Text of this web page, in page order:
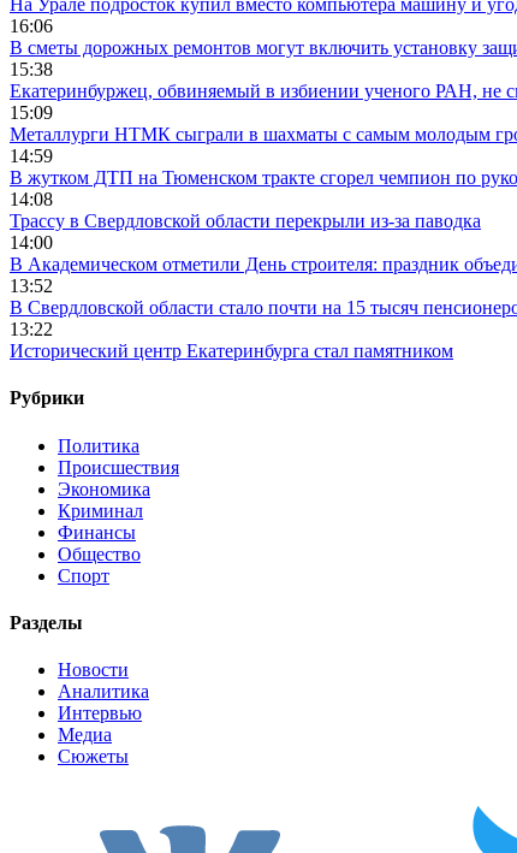
На Урале подросток купил вместо компьютера машину и
16:06
В сметы дорожных ремонтов могут включить установку
15:38
Екатеринбуржец, обвиняемый в избиении ученого РАН, не
15:09
Металлурги НТМК сыграли в шахматы с самым молодым
14:59
В жутком ДТП на Тюменском тракте сгорел чемпион по
14:08
Трассу в Свердловской области перекрыли из-за паводка
14:00
В Академическом отметили День строителя: праздник
13:52
В Свердловской области стало почти на 15 тысяч
13:22
Исторический центр Екатеринбурга стал памятником
Рубрики
Политика
Происшествия
Экономика
Криминал
Финансы
Общество
Спорт
Разделы
Новости
Аналитика
Интервью
Медиа
Сюжеты